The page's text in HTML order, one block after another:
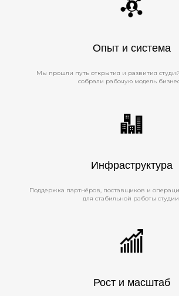
Опыт и система
Мы прошли путь открытия и развития
собрали рабочую модель
Инфраструктура
Поддержка партнёров, поставщиков и
для стабильной работы
Рост и масштаб